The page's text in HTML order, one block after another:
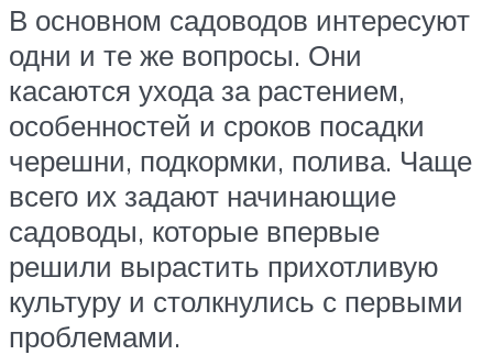
В основном садоводов интересуют
одни и те же вопросы. Они
касаются ухода за растением,
особенностей и сроков посадки
черешни, подкормки, полива. Чаще
всего их задают начинающие
садоводы, которые впервые
решили вырастить прихотливую
культуру и столкнулись с первыми
проблемами.